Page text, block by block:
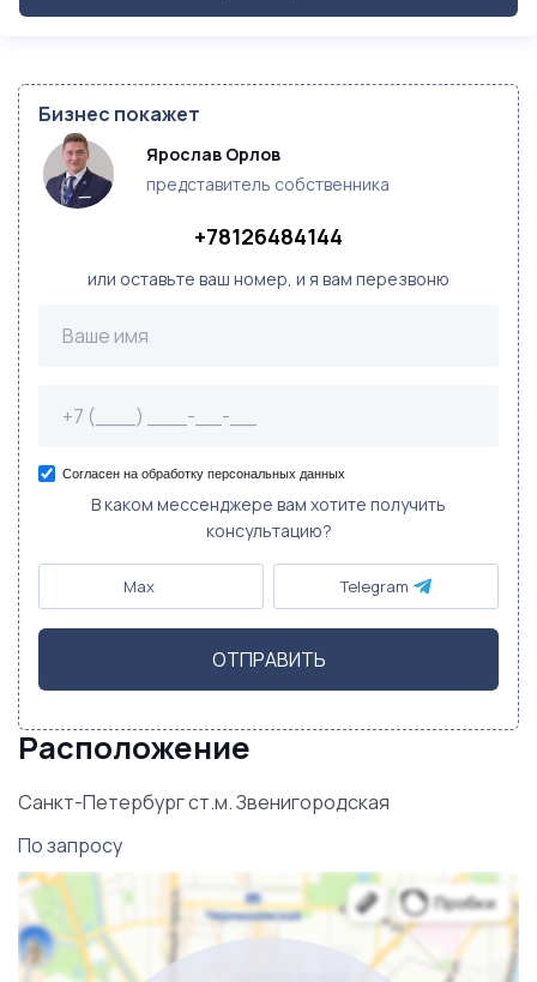
Бизнес покажет
Ярослав Орлов
представитель собственника
+78126484144
или оставьте ваш номер, и я вам перезвоню
Согласен на обработку персональных данных
В каком мессенджере вам хотите получить
консультацию?
Max Telegram
ОТПРАВИТЬ
Расположение
Санкт-Петербург ст.м. Звенигородская
По запросу